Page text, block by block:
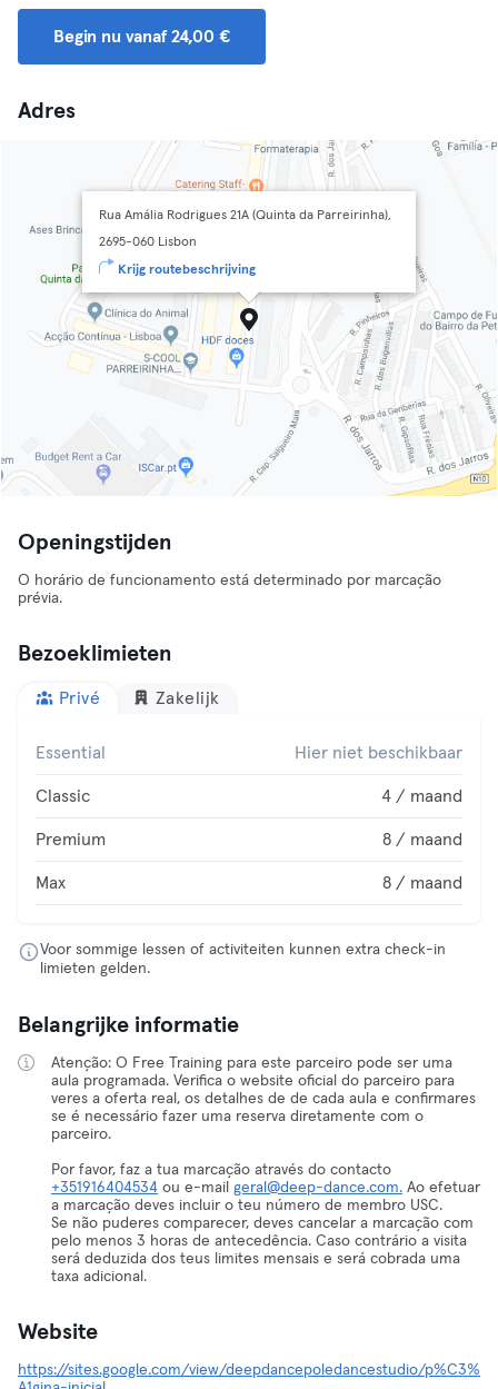
Begin nu vanaf 24,00 €
Adres
Rua Amália Rodrigues 21A (Quinta da Parreirinha),
2695-060 Lisbon
Krijg routebeschrijving
Openingstijden
O horário de funcionamento está determinado por marcação
prévia.
Bezoeklimieten
Privé Zakelijk
Essential Hier niet beschikbaar
Classic 4 / maand
Premium 8 / maand
Max 8 / maand
Voor sommige lessen of activiteiten kunnen extra check-in
limieten gelden.
Belangrijke informatie
Atenção: O Free Training para este parceiro pode ser uma
aula programada. Verifica o website oficial do parceiro para
veres a oferta real, os detalhes de de cada aula e confirmares
se é necessário fazer uma reserva diretamente com o
parceiro.
Por favor, faz a tua marcação através do contacto
+351916404534 ou e-mail geral@deep-dance.com. Ao efetuar
a marcação deves incluir o teu número de membro USC.
Se não puderes comparecer, deves cancelar a marcação com
pelo menos 3 horas de antecedência. Caso contrário a visita
será deduzida dos teus limites mensais e será cobrada uma
taxa adicional.
Website
https://sites.google.com/view/deepdancepoledancestudio/p%C3%